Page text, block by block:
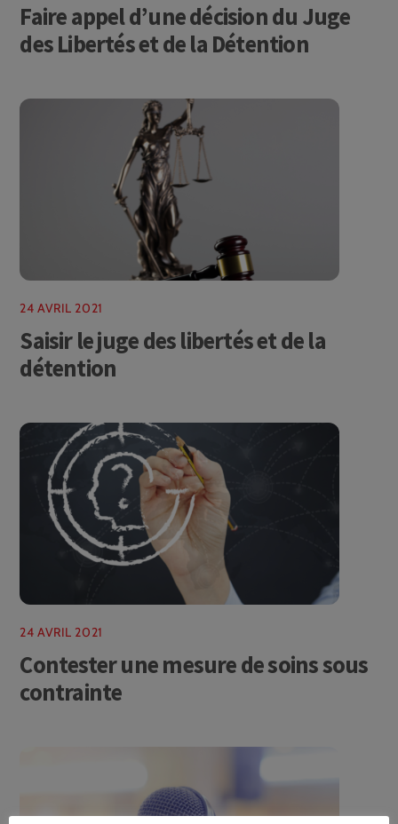
Faire appel d’une décision du Juge
des Libertés et de la Détention
24 AVRIL 2021
Saisir le juge des libertés et de la
détention
24 AVRIL 2021
Contester une mesure de soins sous
contrainte